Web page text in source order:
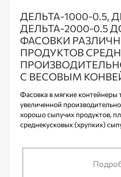
ДЕЛЬТА-1000-0.5,
ДЕЛЬТА-2000-0.5
ФАСОВКИ
ПРОДУКТОВ
С ВЕСОВЫМ
Фасовка в мягкие
увеличенной
хорошо сыпучих продуктов,
среднекусковых (хрупких)